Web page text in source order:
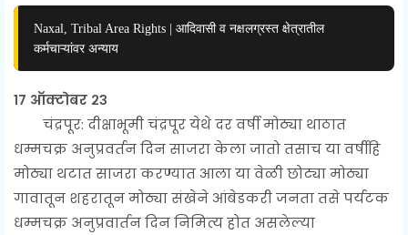
Naxal, Tribal Area Rights | आदिवासी व नक्षलग्रस्त क्षेत्रातील
कर्मचाऱ्यांवर अन्याय
१७ ऑक्टोबर २३
चंद्रपूर: दीक्षाभूमी चंद्रपूर येथे दर वर्षी मोठ्या थाठात
धम्मचक्र अनुप्रवर्तन दिन साजरा केला जातो तसाच या वर्षीहि
मोठ्या थटात साजरा करण्यात आला या वेळीछोट्या मोठ्या
गावातून शहरातून मोठ्या संखेने आंबेडकरी जनता तसे पर्यटक
धम्मचक्र अनुप्रवार्तन दिन निमित्य होत असलेल्या